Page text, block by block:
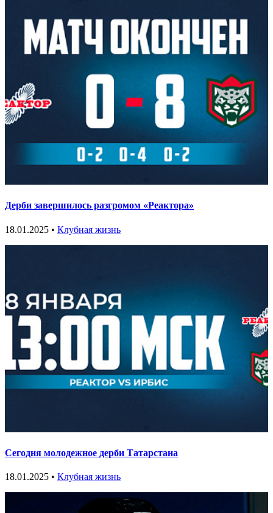
Дерби завершилось разгромом «Реактора»
18.01.2025 • Клубная жизнь
Сегодня молодежное дерби Татарстана
18.01.2025 • Клубная жизнь